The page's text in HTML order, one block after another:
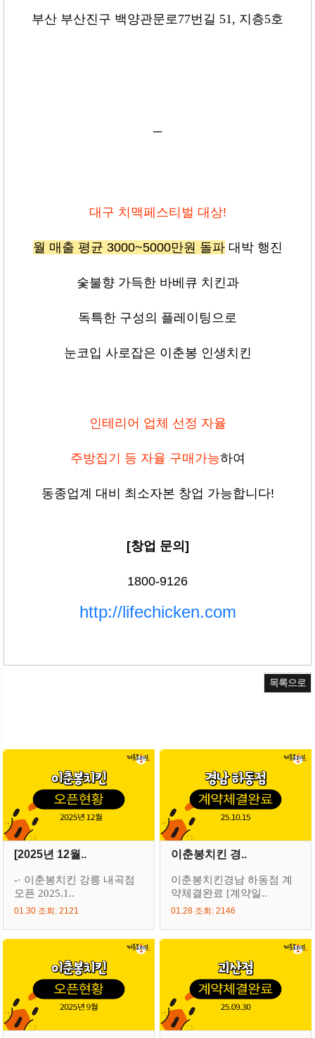
부산 부산진구 백양관문로77번길 51, 지층5호
대구 치맥페스티벌 대상!
월 매출 평균 3000~5000만원 돌파대박 행진
숯불향 가득한 바베큐 치킨과
독특한 구성의 플레이팅으로
눈코입 사로잡은 이춘봉 인생치킨
인테리어 업체 선정 자율
주방집기 등 자율 구매가능하여
동종업계 대비 최소자본 창업 가능합니다!
[창업 문의]
1800-9126
http://lifechicken.com
목록으로
[2025년 12월..
-· 이춘봉치킨 강릉 내곡점
오픈 2025.1..
01.30 조회: 2121
이춘봉치킨 경..
이춘봉치킨경남 하동점 계
약체결완료 [계약일..
01.28 조회: 2146